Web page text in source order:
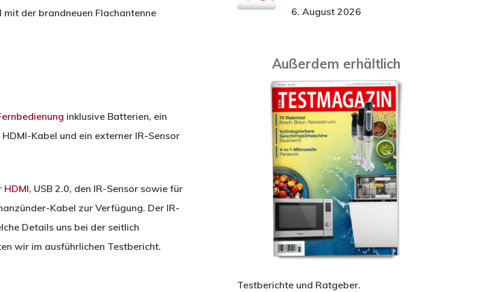
mit der brandneuen Flachantenne
inklusive Batterien, ein
Kabel und ein externer IR-Sensor
HDMI, USB 2.0, den IR-Sensor sowie für
Kabel zur Verfügung. Der IR-
Details uns bei der seitlich
wir im ausführlichen Testbericht.
6. August 2026
Außerdem erhältlich
Testberichte und Ratgeber.